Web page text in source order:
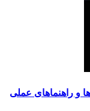
و راهنماهای عملی